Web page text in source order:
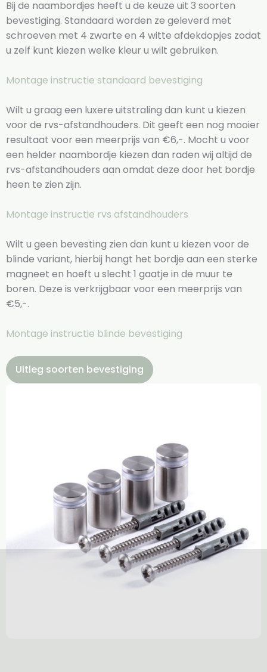
Bij de naambordjes heeft u de keuze uit 3 soorten
bevestiging. Standaard worden ze geleverd met
schroeven met 4 zwarte en 4 witte afdekdopjes zodat
u zelf kunt kiezen welke kleur u wilt gebruiken.
Montage instructie standaard bevestiging
Wilt u graag een luxere uitstraling dan kunt u kiezen
voor de rvs-afstandhouders. Dit geeft een nog mooier
resultaat voor een meerprijs van €6,-. Mocht u voor
een helder naambordje kiezen dan raden wij altijd de
rvs-afstandhouders aan omdat deze door het bordje
heen te zien zijn.
Montage instructie rvs afstandhouders
Wilt u geen bevesting zien dan kunt u kiezen voor de
blinde variant, hierbij hangt het bordje aan een sterke
magneet en hoeft u slecht 1 gaatje in de muur te
boren. Deze is verkrijgbaar voor een meerprijs van
€5,-.
Montage instructie blinde bevestiging
Uitleg soorten bevestiging